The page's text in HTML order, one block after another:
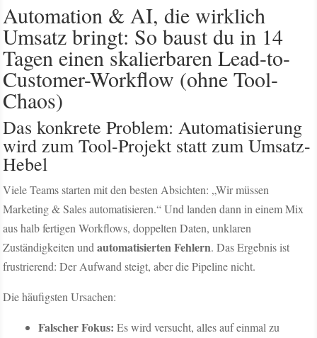
Automation & AI, die wirklich
Umsatz bringt: So baust du in 14
Tagen einen skalierbaren Lead-to-
Customer-Workflow (ohne Tool-
Chaos)
Das konkrete Problem: Automatisierung
wird zum Tool-Projekt statt zum Umsatz-
Hebel
Viele Teams starten mit den besten Absichten: „Wir müssen
Marketing & Sales automatisieren.“ Und landen dann in einem Mix
aus halb fertigen Workflows, doppelten Daten, unklaren
Zuständigkeiten undautomatisierten Fehlern. Das Ergebnis ist
frustrierend: Der Aufwand steigt, aber die Pipeline nicht.
Die häufigsten Ursachen:
Falscher Fokus: Es wird versucht, alles auf einmal zu